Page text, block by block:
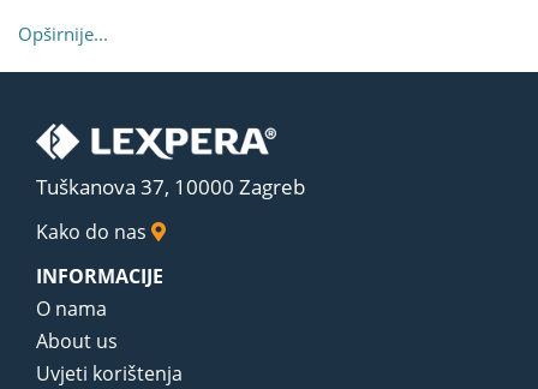
Opširnije...
Tuškanova 37, 10000 Zagreb
Kako do nas
INFORMACIJE
O nama
About us
Uvjeti korištenja